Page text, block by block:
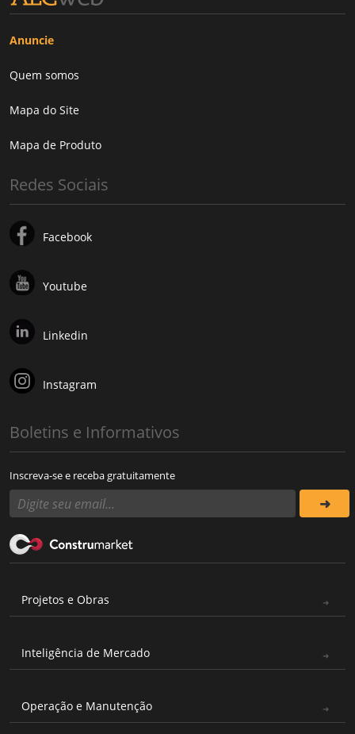
Anuncie
Quem somos
Mapa do Site
Mapa de Produto
Redes Sociais
Facebook
Youtube
Linkedin
Instagram
Boletins e Informativos
Inscreva-se e receba gratuitamente
Projetos e Obras
Inteligência de Mercado
Operação e Manutenção